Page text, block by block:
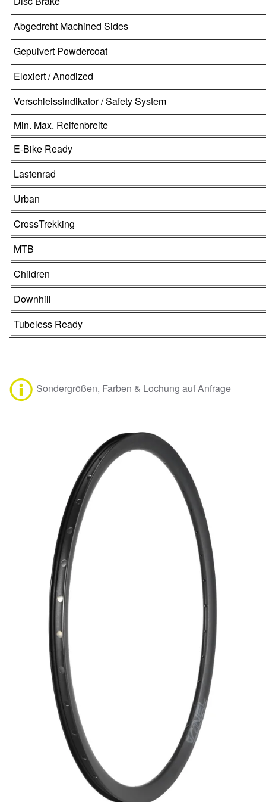
Abgedreht Machined Sides
Gepulvert Powdercoat
Eloxiert / Anodized
Verschleissindikator / Safety System
Min. Max. Reifenbreite
E-Bike Ready
Lastenrad
Urban
CrossTrekking
MTB
Children
Downhill
Tubeless Ready
Sondergrößen, Farben & Lochung auf Anfrage